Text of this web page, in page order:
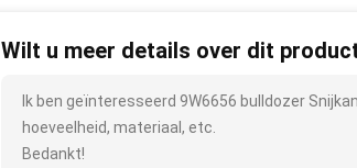
Wilt u meer details over dit
Ik ben geïnteresseerd 9W6656 bulldozer
hoeveelheid, materiaal, etc.
Bedankt!